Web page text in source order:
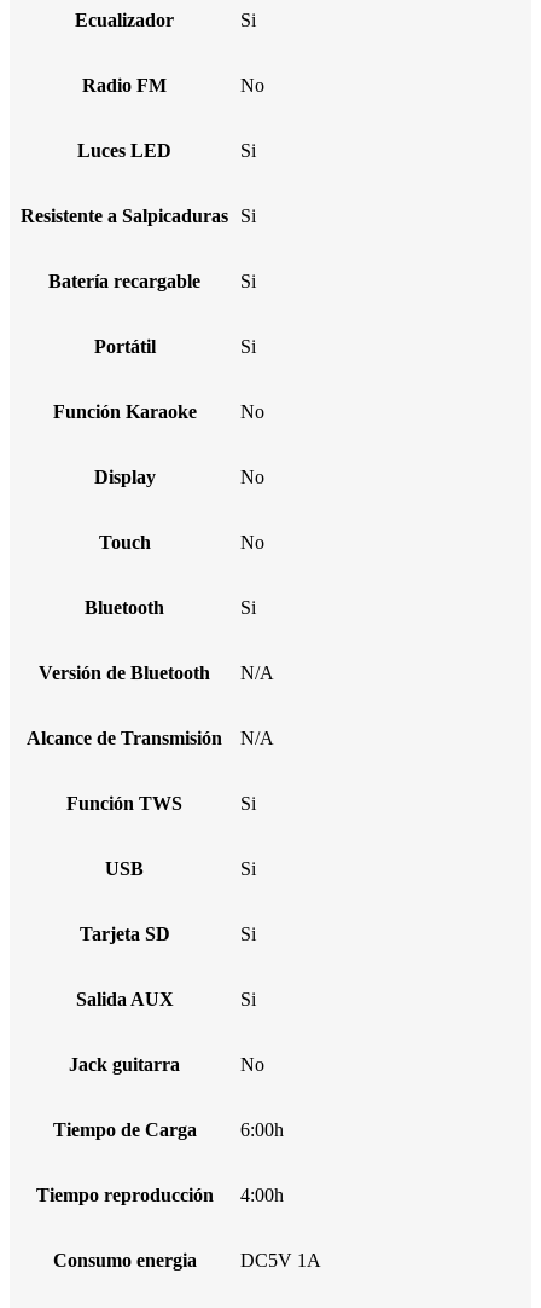
Ecualizador Si
Radio FM No
Luces LED Si
Resistente a Salpicaduras Si
Batería recargable Si
Portátil Si
Función Karaoke No
Display No
Touch No
Bluetooth Si
Versión de Bluetooth N/A
Alcance de Transmisión N/A
Función TWS Si
USB Si
Tarjeta SD Si
Salida AUX Si
Jack guitarra No
Tiempo de Carga 6:00h
Tiempo reproducción 4:00h
Consumo energia DC5V 1A